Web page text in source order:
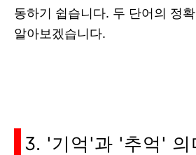
동하기 쉽습니다. 두 단어의 정
알아보겠습니다.
3. '기억'과 '추억' 의